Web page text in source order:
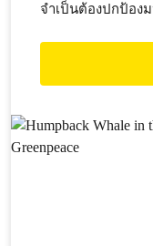
จำเป็นต้องปกป้อง